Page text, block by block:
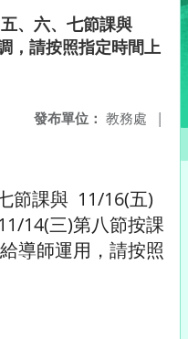
、六、七節課與
，請按照指定時間上
發布單位： 教務處 |
課與 11/16(五)
14(三)第八節按課
導師運用，請按照